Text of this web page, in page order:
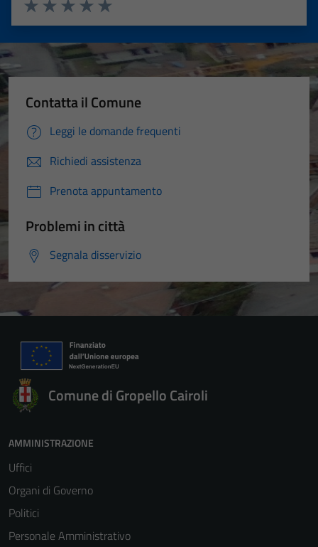
Valuta 5 stelle su 5
Valuta 4 stelle su 5
Valuta 3 stelle su 5
Valuta 2 stelle su 5
Valuta 1 stelle su 5
Contatta il Comune
Leggi le domande frequenti
Richiedi assistenza
Prenota appuntamento
Problemi in città
Segnala disservizio
Comune di Gropello Cairoli
AMMINISTRAZIONE
Uffici
Organi di Governo
Politici
Personale Amministrativo